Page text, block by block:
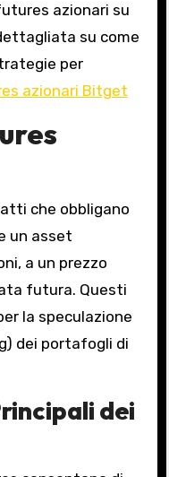
azionari su
su come
per
azionari Bitget
che obbligano
un asset
a un prezzo
futura. Questi
la speculazione
dei portafogli di
dei